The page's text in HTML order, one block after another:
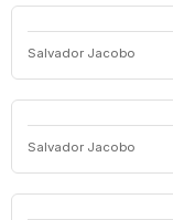
Salvador Jacobo
Salvador Jacobo